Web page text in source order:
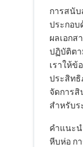
การสนับ
ประกอบ
ผลเอกส
ปฏิบัติตา
เราให้ข้
ประสิทธิ
จัดการ
สำหรับร
คำแนะน
หีบห่อ ก